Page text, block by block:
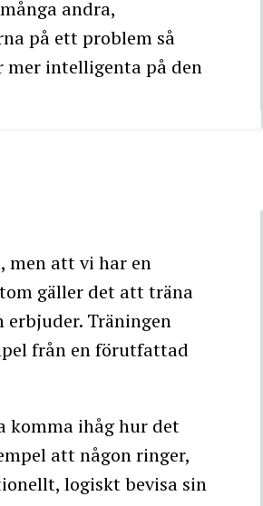
andra,
på ett problem så
mer intelligenta på den
men att vi har en
gäller det att träna
Träningen
från en förutfattad
komma ihåg hur det
att någon ringer,
logiskt bevisa sin